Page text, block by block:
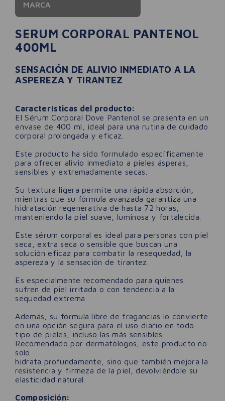
MARCA
SERUM CORPORAL PANTENOL
400ML
SENSACIÓN DE ALIVIO INMEDIATO A LA
ASPEREZA Y TIRANTEZ
Características del producto:
El Sérum Corporal Dove Pantenol se presenta en un
envase de 400 ml, ideal para una rutina de cuidado
corporal prolongada y eficaz.
Este producto ha sido formulado específicamente
para ofrecer alivio inmediato a pieles ásperas,
sensibles y extremadamente secas.
Su textura ligera permite una rápida absorción,
mientras que su fórmula avanzada garantiza una
hidratación regenerativa de hasta 72 horas,
manteniendo la piel suave, luminosa y fortalecida.
Este sérum corporal es ideal para personas con piel
seca, extra seca o sensible que buscan una
solución eficaz para combatir la resequedad, la
aspereza y la sensación de tirantez.
Es especialmente recomendado para quienes
sufren de piel irritada o con tendencia a la
sequedad extrema.
Además, su fórmula libre de fragancias lo convierte
en una opción segura para el uso diario en todo
tipo de pieles, incluso las más sensibles.
Recomendado por dermatólogos, este producto no
solo
hidrata profundamente, sino que también mejora la
resistencia y firmeza de la piel, devolviéndole su
elasticidad natural.
Composición: